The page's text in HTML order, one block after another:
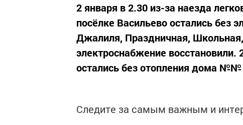
2 января в 2.30 из-за наезда
посёлке Васильево остались без
Джалиля, Праздничная,
электроснабжение восстановили.
остались без отопления дома №№
Следите за самым важным и